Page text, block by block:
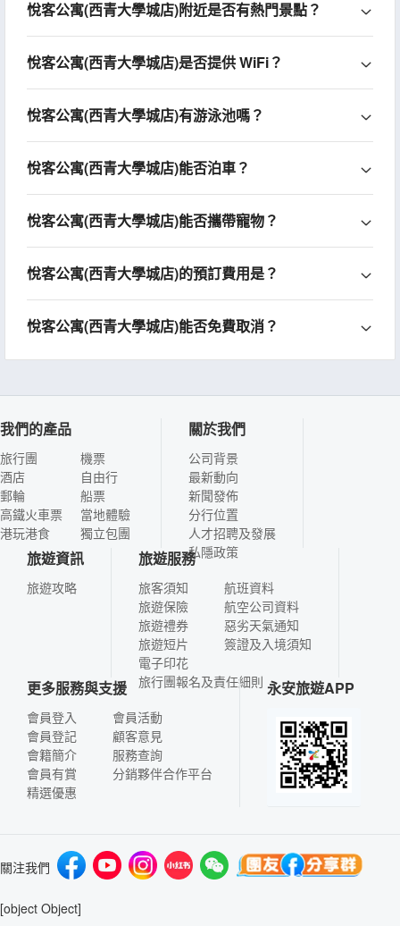
悅客公寓(西青大學城店)附近是否有熱門景點？
悅客公寓(西青大學城店)是否提供 WiFi？
悅客公寓(西青大學城店)有游泳池嗎？
悅客公寓(西青大學城店)能否泊車？
悅客公寓(西青大學城店)能否攜帶寵物？
悅客公寓(西青大學城店)的預訂費用是？
悅客公寓(西青大學城店)能否免費取消？
我們的產品
旅行團
酒店
郵輪
高鐵火車票
港玩港食
機票
自由行
船票
當地體驗
獨立包團
關於我們
公司背景
最新動向
新聞發佈
分行位置
人才招聘及發展
私隱政策
旅遊資訊
旅遊攻略
旅遊服務
旅客須知
旅遊保險
旅遊禮券
旅遊短片
電子印花
航班資料
航空公司資料
惡劣天氣通知
簽證及入境須知
旅行團報名及責任細則
更多服務與支援
會員登入
會員登記
會籍簡介
會員有賞
精選優惠
會員活動
顧客意見
服務查詢
分銷夥伴合作平台
永安旅遊APP
關注我們
[object Object]